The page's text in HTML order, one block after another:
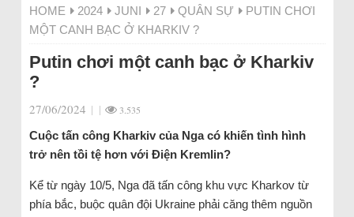
HOME 2024 JUNI 27 QUÂN SỰ
PUTIN CHƠI
MỘT CANH BẠC Ở KHARKIV ?
Putin chơi một canh bạc ở Kharkiv
?
27/06/2024 | | 3.535
Cuộc tấn công Kharkiv của Nga có khiến tình hình
trở nên tồi tệ hơn với Điện Kremlin?
Kể từ ngày 10/5, Nga đã tấn công khu vực Kharkov từ
phía bắc, buộc quân đội Ukraine phải căng thêm nguồn